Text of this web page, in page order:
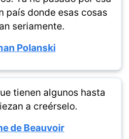
país donde esas cosas
seriamente.
Polanski
tienen algunos hasta
a creérselo.
de Beauvoir